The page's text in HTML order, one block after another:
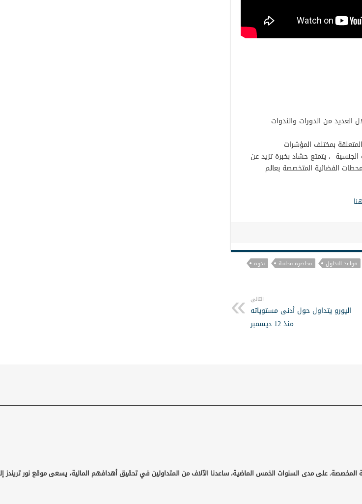
العديد من المتاجرين منذ 2008 وذلك خلال العديد من الدورات والندوات
بمختلف المؤشرات
، يتمتع حشاد بخبرة تزيد عن
الفضائية المتخصصة بعالم
قواعد التداول محاضرة مجانية
ندوة
التالي
اليورو يتداول حول أدنى مستوياته
منذ 12 ديسمبر
المخصصة. على مدى السنوات الخمس الماضية، ساعدنا الآلاف من المتداولين في تحقيق أهدافهم المالية، يسعى موقع نور تريندز